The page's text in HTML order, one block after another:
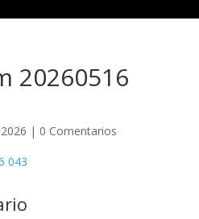
20260516
| 0 Comentarios